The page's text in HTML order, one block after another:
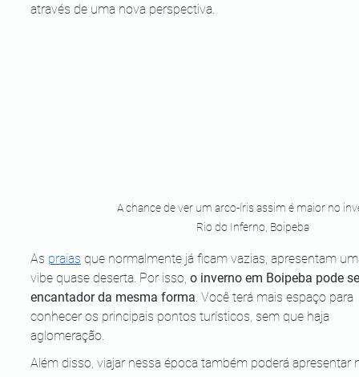
através de uma nova perspectiva.
A chance de ver um arco-íris assim é maior no
Rio do Inferno, Boipeba
As praias que normalmente já ficam vazias, apresentam
vibe quase deserta. Por isso, o inverno em Boipeba pode
encantador da mesma forma . Você terá mais espaço para
conhecer os principais pontos turísticos, sem que haja
aglomeração.
Além disso, viajar nessa época também poderá apresentar